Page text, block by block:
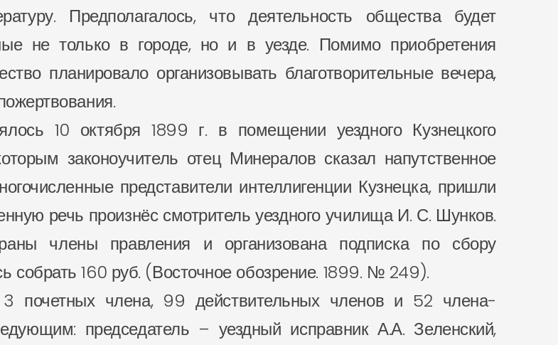
Предполагалось, что деятельность общества будет
не только в городе, но и в уезде. Помимо приобретения
планировало организовывать благотворительные вечера,
10 октября 1899 г. в помещении уездного Кузнецкого
законоучитель отец Минералов сказал напутственное
представители интеллигенции Кузнецка, пришли
речь произнёс смотритель уездного училища И. С. Шунков.
члены правления и организована подписка по сбору
собрать 160 руб. (Восточное обозрение. 1899. № 249).
почетных члена, 99 действительных членов и 52 члена-
председатель – уездный исправник А.А. Зеленский,